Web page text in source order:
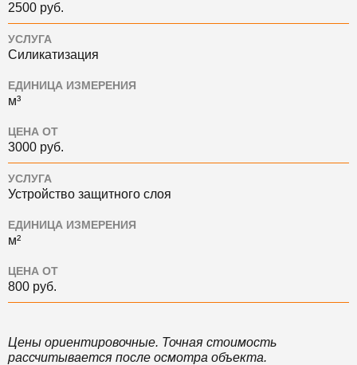
2500 руб.
УСЛУГА
Силикатизация
ЕДИНИЦА ИЗМЕРЕНИЯ
м³
ЦЕНА ОТ
3000 руб.
УСЛУГА
Устройство защитного слоя
ЕДИНИЦА ИЗМЕРЕНИЯ
м²
ЦЕНА ОТ
800 руб.
Цены ориентировочные. Точная стоимость
рассчитывается после осмотра объекта.